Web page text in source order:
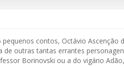
pequenos contos, Octávio Ascenção
de outras tantas errantes
Borinovski ou a do vigário